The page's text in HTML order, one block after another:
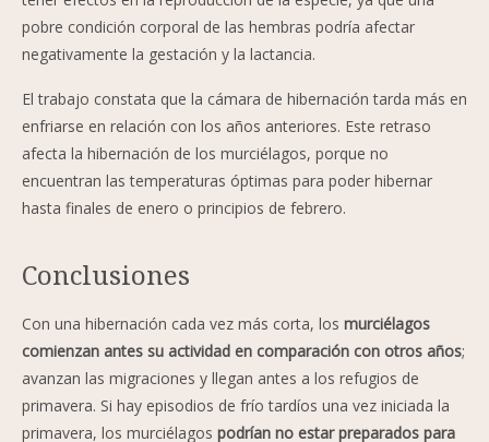
pobre condición corporal de las hembras podría afectar
negativamente la gestación y la lactancia.
El trabajo constata que la cámara de hibernación tarda más en
enfriarse en relación con los años anteriores. Este retraso
afecta la hibernación de los murciélagos, porque no
encuentran las temperaturas óptimas para poder hibernar
hasta finales de enero o principios de febrero.
Conclusiones
Con una hibernación cada vez más corta, los murciélagos
comienzan antes su actividad en comparación con otros años;
avanzan las migraciones y llegan antes a los refugios de
primavera. Si hay episodios de frío tardíos una vez iniciada la
primavera, los murciélagos podrían no estar preparados para